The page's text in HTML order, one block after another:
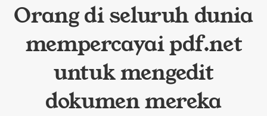
Orang di seluruh dunia
mempercayai pdf.net
untuk mengedit
dokumen mereka